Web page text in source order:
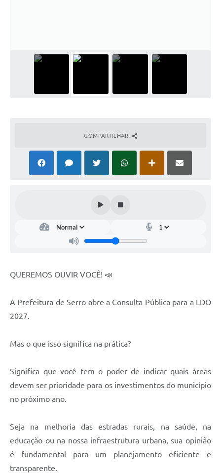
Telefones Úteis
Diário Oficial
Contratos, Convênios e Publicações MROSC
Contato
Listagem de Contribuintes Inscritos na Dívida Ativa do
Município
COMPARTILHAR
QUEREMOS OUVIR VOCÊ! 📣
A Prefeitura de Serro abre a Consulta Pública para a LDO
2027.
Mas o que isso significa na prática?
Significa que você tem o poder de indicar quais áreas
devem ser prioridade para os investimentos do município
no próximo ano.
Seja na melhoria das estradas rurais, na saúde, na
educação ou na nossa infraestrutura urbana, sua opinião
é fundamental para um planejamento eficiente e
transparente.